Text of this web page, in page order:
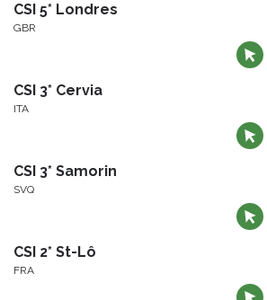
CSI 5* Londres
GBR
CSI 3* Cervia
ITA
CSI 3* Samorin
SVQ
CSI 2* St-Lô
FRA